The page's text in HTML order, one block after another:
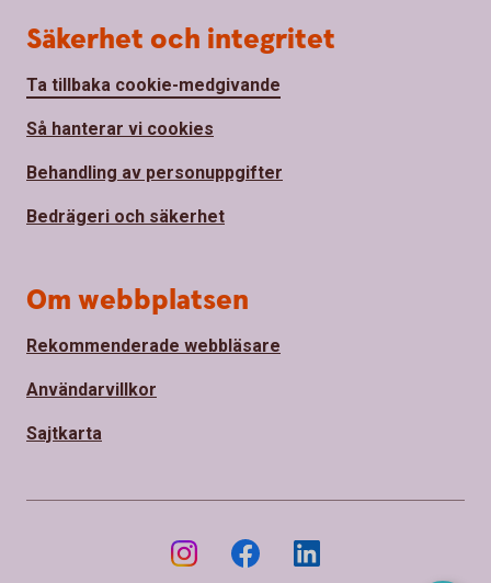
Säkerhet och integritet
Ta tillbaka cookie-medgivande
Så hanterar vi cookies
Behandling av personuppgifter
Bedrägeri och säkerhet
Om webbplatsen
Rekommenderade webbläsare
Användarvillkor
Sajtkarta